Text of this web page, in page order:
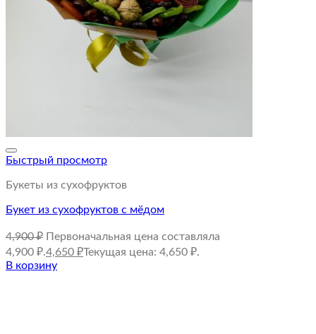
Быстрый просмотр
Букеты из сухофруктов
Букет из сухофруктов с мёдом
4,900₽ Первоначальная цена составляла
4,900 ₽.4,650 ₽Текущая цена: 4,650 ₽.
В корзину